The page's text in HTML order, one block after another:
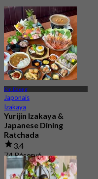
Din Daeng
Japonais
Izakaya
Yurijin Izakaya &
Japanese Dining
Ratchada
3.4
74 Réservé
De฿ 530